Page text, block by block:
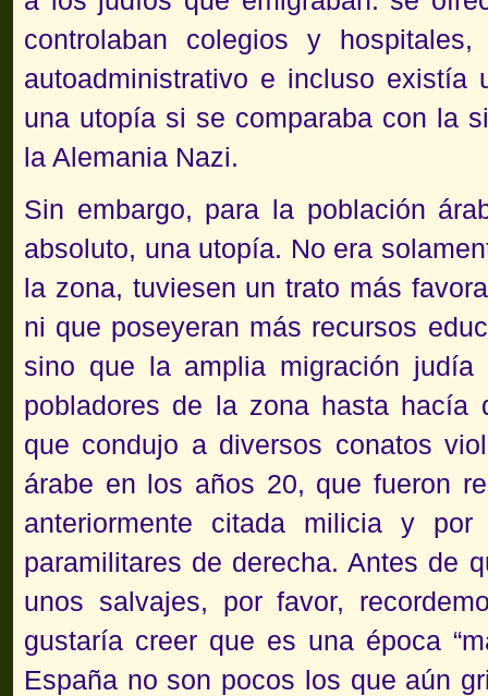
controlaban colegios y
autoadministrativo e incluso
una utopía si se comparaba con la
la Alemania Nazi.
Sin embargo, para la población
absoluto, una utopía. No era
la zona, tuviesen un trato más
ni que poseyeran más recursos
sino que la amplia migración
pobladores de la zona hasta hacía
que condujo a diversos conatos
árabe en los años 20, que fueron
anteriormente citada milicia y
paramilitares de derecha. Antes de
unos salvajes, por favor,
gustaría creer que es una época
España no son pocos los que aún